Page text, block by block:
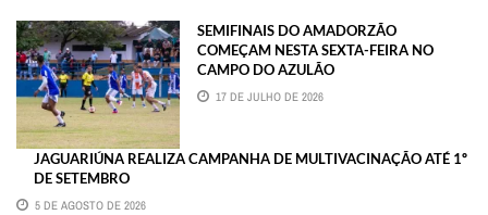
SEMIFINAIS DO AMADORZÃO
COMEÇAM NESTA SEXTA-FEIRA NO
CAMPO DO AZULÃO
17 DE JULHO DE 2026
JAGUARIÚNA REALIZA CAMPANHA DE MULTIVACINAÇÃO ATÉ 1º
DE SETEMBRO
5 DE AGOSTO DE 2026